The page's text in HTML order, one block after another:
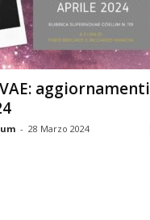
m
i
a
aggiornamenti
- 28 Marzo 2024